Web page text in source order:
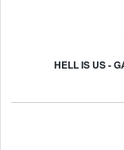
HELL IS US -